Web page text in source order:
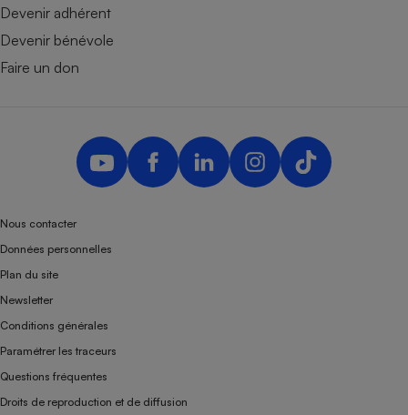
Devenir adhérent
Devenir bénévole
Faire un don
Nous contacter
Données personnelles
Plan du site
Newsletter
Conditions générales
Paramétrer les traceurs
Questions fréquentes
Droits de reproduction et de diffusion